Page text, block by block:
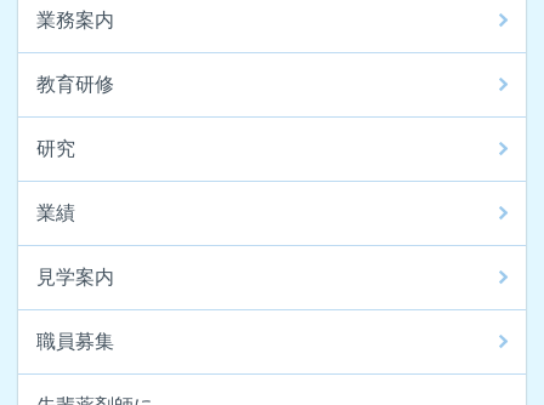
業務案内
教育研修
研究
業績
見学案内
職員募集